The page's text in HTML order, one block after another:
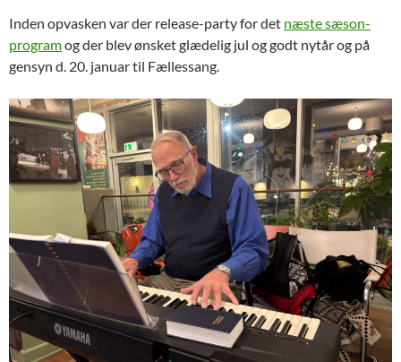
Inden opvasken var der release-party for det næste sæson-
programog der blev ønsket glædelig jul og godt nytår og på
gensyn d. 20. januar til Fællessang.